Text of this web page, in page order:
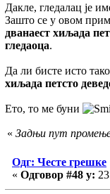
Дакле, гледалац је
Зашто се у овом
дванаест хиљада
гледаоца.
Да ли бисте исто
хиљада петсто
Ето, то ме буни
« Задњи пут
Одг: Честе грешке
« Одговор #48 у: